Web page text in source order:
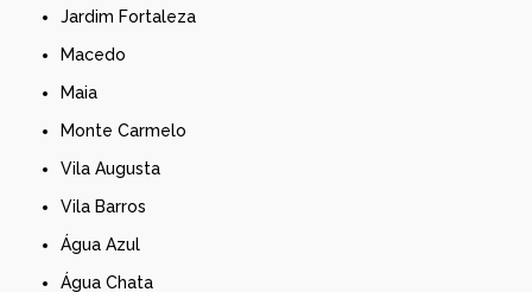
Jardim Fortaleza
Macedo
Maia
Monte Carmelo
Vila Augusta
Vila Barros
Água Azul
Água Chata